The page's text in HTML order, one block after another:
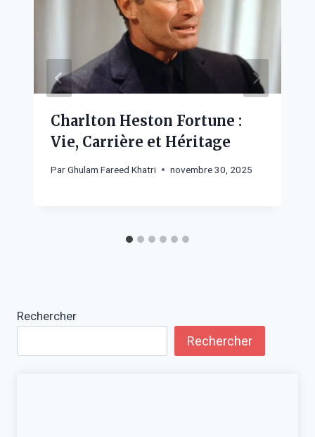
Charlton Heston Fortune :
Vie, Carrière et Héritage
ParGhulam Fareed Khatri novembre 30, 2025
Rechercher
Rechercher